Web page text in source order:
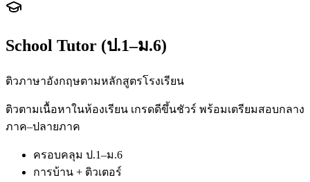
School Tutor (ป.1–ม.6)
ติวภาษาอังกฤษตามหลักสูตรโรงเรียน
ติวตามเนื้อหาในห้องเรียน เกรดดีขึ้นชัวร์ พร้อมเตรียมสอบกลาง
ภาค–ปลายภาค
ครอบคลุม ป.1–ม.6
การบ้าน + ติวเตอร์